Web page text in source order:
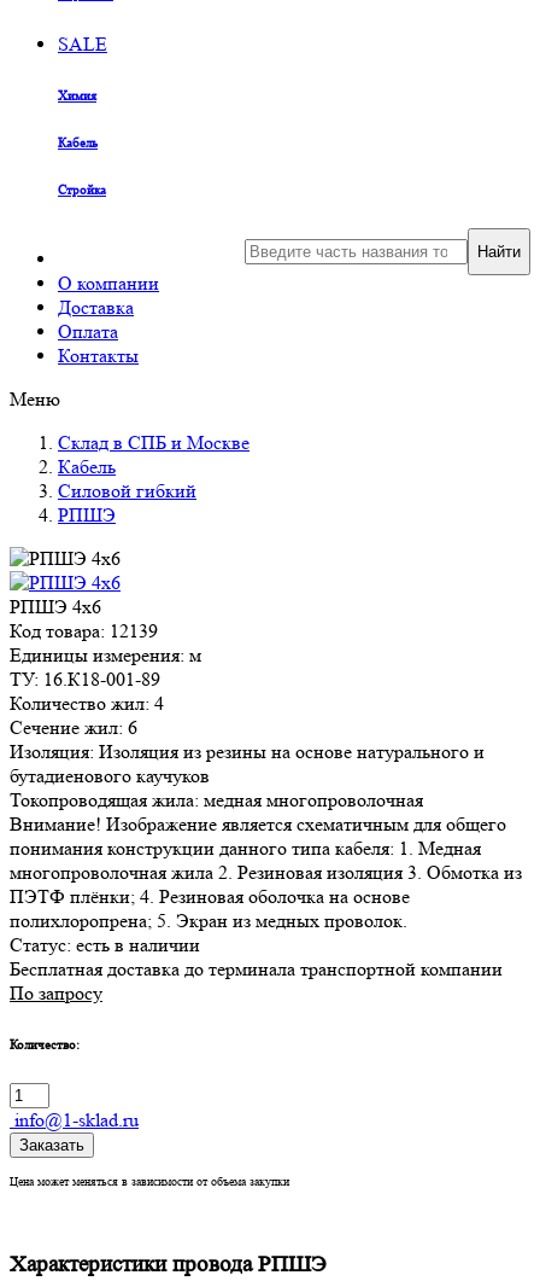
SALE
Химия
Кабель
Стройка
О компании
Доставка
Оплата
Контакты
Найти
Меню
Склад в СПБ и Москве
Кабель
Силовой гибкий
РПШЭ
РПШЭ 4х6
Код товара: 12139
Единицы измерения: м
ТУ: 16.К18-001-89
Количество жил: 4
Сечение жил: 6
Изоляция: Изоляция из резины на основе натурального и
бутадиенового каучуков
Токопроводящая жила: медная многопроволочная
Внимание! Изображение является схематичным для общего
понимания конструкции данного типа кабеля: 1. Медная
многопроволочная жила 2. Резиновая изоляция 3. Обмотка из
ПЭТФ плёнки; 4. Резиновая оболочка на основе
полихлоропрена; 5. Экран из медных проволок.
Статус: есть в наличии
Бесплатная доставка до терминала транспортной компании
По запросу
Количество:
info@1-sklad.ru
Заказать
Цена может меняться в зависимости от объема закупки
Характеристики провода РПШЭ